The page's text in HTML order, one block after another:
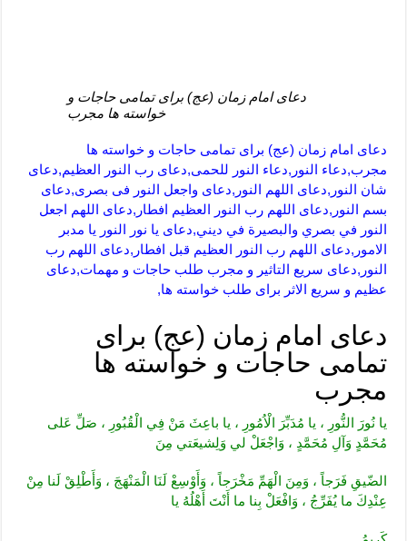
دعای امام زمان (عج) برای تمامی حاجات و
خواسته ها مجرب
دعای امام زمان (عج) برای تمامی حاجات و خواسته ها
مجرب,دعاء النور,دعاء النور للحمى,دعای رب النور العظیم,دعای
شان النور,دعای اللهم النور,دعای واجعل النور فی بصری,دعای
بسم النور,دعای اللهم رب النور العظیم افطار,دعای اللهم اجعل
النور في بصري والبصيرة في ديني,دعای یا نور النور یا مدبر
الامور,دعای اللهم رب النور العظیم قبل افطار,دعای اللهم رب
النور,دعای سریع التاثیر و مجرب طلب حاجات و مهمات,دعای
عظیم و سریع الاثر برای طلب خواسته ها,
دعای امام زمان (عج) برای
تمامی حاجات و خواسته ها
مجرب
يا نُورَ النُّورِ ، يا مُدَبِّرَ الْاُمُورِ ، يا باعِثَ مَنْ فِي الْقُبُورِ ، صَلِّ عَلى
مُحَمَّدٍ وَآلِ مُحَمَّدٍ ، وَاجْعَلْ لي وَلِشيعَتي مِنَ
الضّيقِ فَرَجاً ، وَمِنَ الْهَمِّ مَخْرَجاً ، وَأَوْسِعْ لَنَا الْمَنْهَجَ ، وَأَطْلِقْ لَنا مِنْ
عِنْدِكَ ما يُفَرِّجُ ، وَافْعَلْ بِنا ما أَنْتَ أَهْلُهُ يا